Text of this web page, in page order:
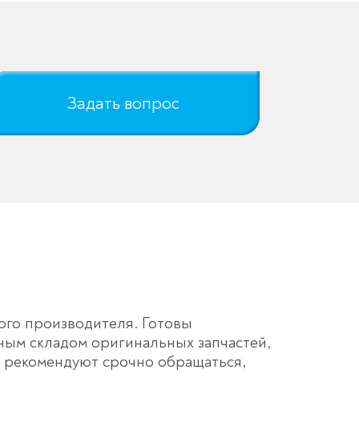
Задать вопрос
производителя. Готовы
складом оригинальных запчастей,
срочно обращаться,